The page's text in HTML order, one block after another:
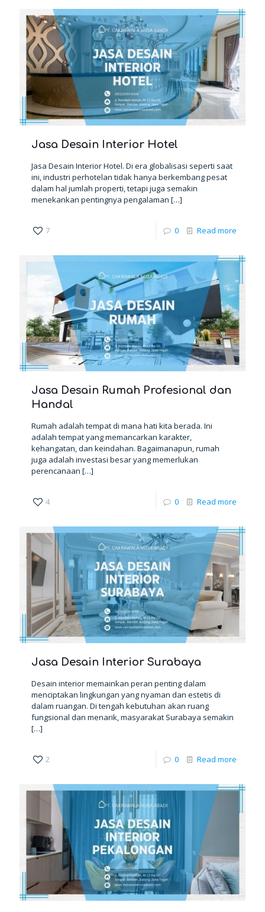
Jasa Desain Interior Hotel
Jasa Desain Interior Hotel. Di era globalisasi seperti saat
ini, industri perhotelan tidak hanya berkembang pesat
dalam hal jumlah properti, tetapi juga semakin
menekankan pentingnya pengalaman […]
7 0 Read more
Jasa Desain Rumah Profesional dan
Handal
Rumah adalah tempat di mana hati kita berada. Ini
adalah tempat yang memancarkan karakter,
kehangatan, dan keindahan. Bagaimanapun, rumah
juga adalah investasi besar yang memerlukan
perencanaan […]
4 0 Read more
Jasa Desain Interior Surabaya
Desain interior memainkan peran penting dalam
menciptakan lingkungan yang nyaman dan estetis di
dalam ruangan. Di tengah kebutuhan akan ruang
fungsional dan menarik, masyarakat Surabaya semakin
[…]
2 0 Read more